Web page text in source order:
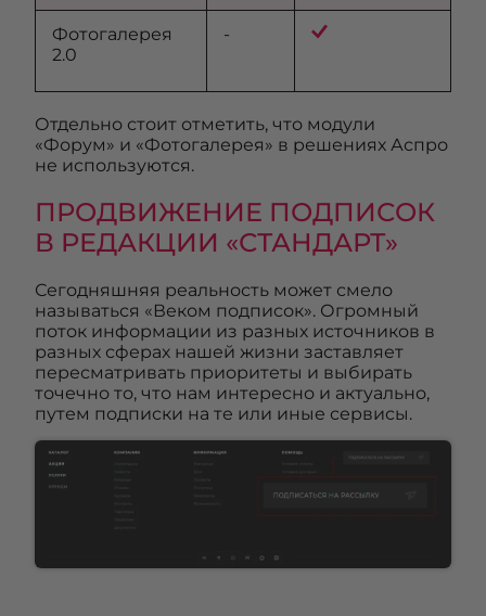
Фотогалерея
2.0
-
Отдельно стоит отметить, что модули
«Форум» и «Фотогалерея» в решениях Аспро
не используются.
ПРОДВИЖЕНИЕ ПОДПИСОК
В РЕДАКЦИИ «СТАНДАРТ»
Сегодняшняя реальность может смело
называться «Веком подписок». Огромный
поток информации из разных источников в
разных сферах нашей жизни заставляет
пересматривать приоритеты и выбирать
точечно то, что нам интересно и актуально,
путем подписки на те или иные сервисы.